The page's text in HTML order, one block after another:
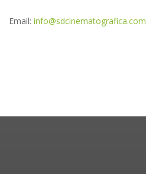
Email: info@sdcinematografica.com